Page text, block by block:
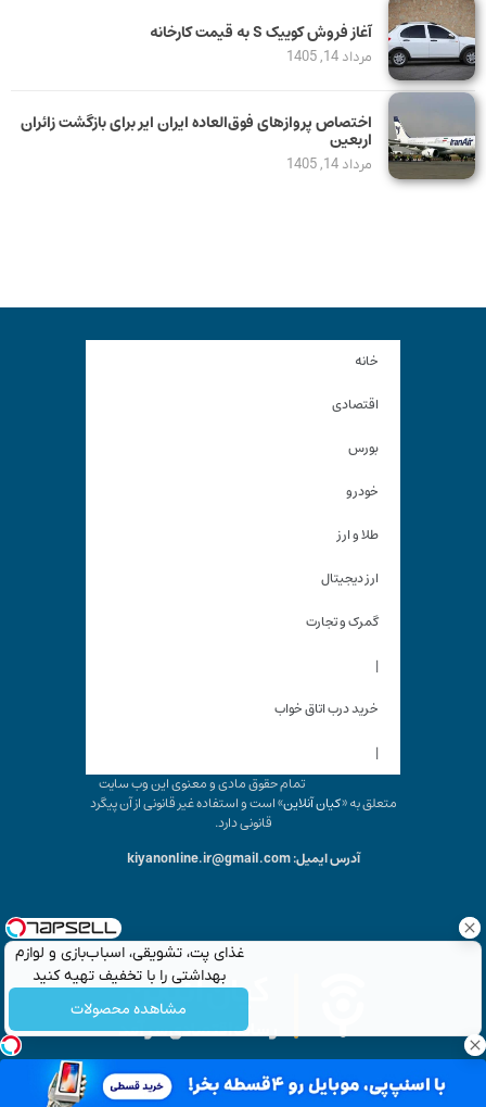
غذای پت، تشویقی، اسباب‌بازی و لوازم
بهداشتی را با تخفیف تهیه کنید
مشاهده محصولات
آغاز فروش کوییک S به قیمت کارخانه
مرداد 14, 1405
اختصاص پروازهای فوق‌العاده ایران ایر برای بازگشت زائران
اربعین
مرداد 14, 1405
خانه
اقتصادی
بورس
خودرو
طلا و ارز
ارز دیجیتال
گمرک و تجارت
|
خرید درب اتاق خواب
|
تمام حقوق مادی و معنوی این وب سایت
متعلق به «کیان آنلاین» است و استفاده غیر قانونی از آن پیگرد
قانونی دارد.
آدرس ایمیل: kiyanonline.ir@gmail.com